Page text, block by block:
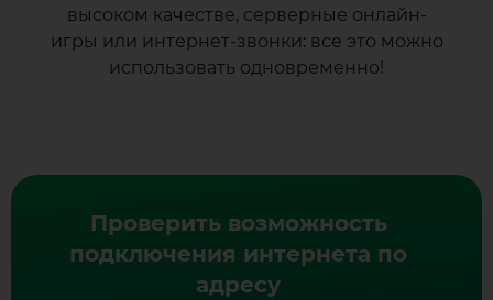
высоком качестве, серверные онлайн-
игры или интернет-звонки: все это можно
использовать одновременно!
Проверить возможность
подключения интернета по
адресу